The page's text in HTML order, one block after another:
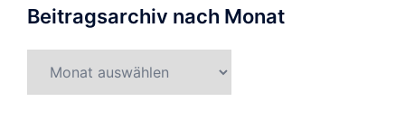
Beitragsarchiv nach Monat
nach